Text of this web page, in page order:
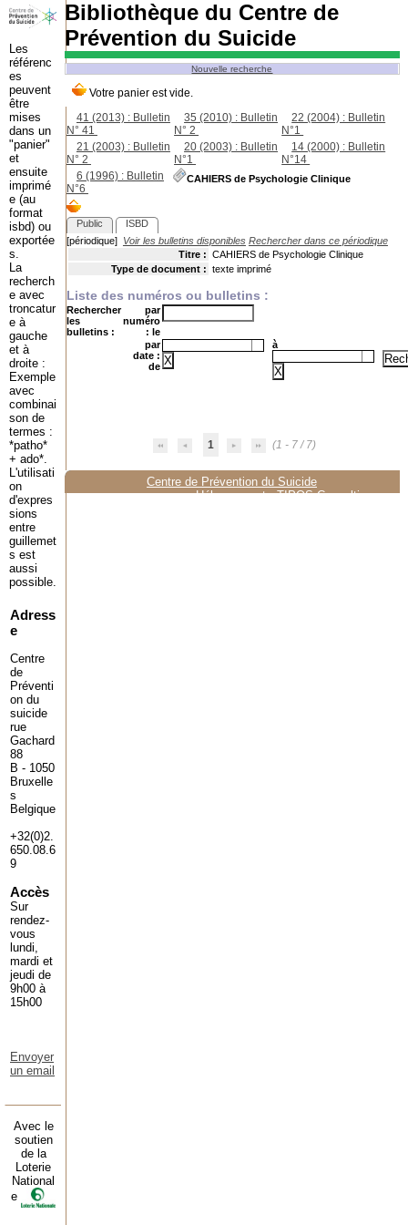
Bibliothèque du Centre de
Prévention du Suicide
Nouvelle recherche
41 (2013) : Bulletin
N° 41
35 (2010) : Bulletin
N° 2
22 (2004) : Bulletin
N°1
21 (2003) : Bulletin
N° 2
20 (2003) : Bulletin
N°1
14 (2000) : Bulletin
N°14
6 (1996) : Bulletin
N°6
CAHIERS de Psychologie Clinique
Public
ISBD
[périodique] Voir les bulletins disponibles Rechercher dans ce périodique
Titre : CAHIERS de Psychologie Clinique
Type de document : texte imprimé
Liste des numéros ou bulletins :
Rechercher
les
bulletins :
par
numéro
: le
par
date :
de
à
1 (1 - 7 / 7)
Centre de Prévention du Suicide
Hébergement :TIPOS Consulting
Les
référenc
es
peuvent
être
mises
dans un
"panier"
et
ensuite
imprimé
e (au
format
isbd) ou
exportée
s.
La
recherch
e avec
troncatur
e à
gauche
et à
droite :
Exemple
avec
combinai
son de
termes :
*patho*
+ ado*.
L'utilisati
on
d'expres
sions
entre
guillemet
s est
aussi
possible.
Adress
e
Centre
de
Préventi
on du
suicide
rue
Gachard
88
B - 1050
Bruxelle
s
Belgique
+32(0)2.
650.08.6
9
Accès
Sur
rendez-
vous
lundi,
mardi et
jeudi de
9h00 à
15h00
Envoyer
un email
Avec le
soutien
de la
Loterie
National
e